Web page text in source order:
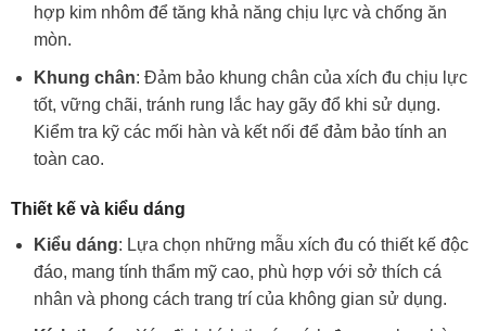
hợp kim nhôm để tăng khả năng chịu lực và chống ăn
mòn.
Khung chân: Đảm bảo khung chân của xích đu chịu lực
tốt, vững chãi, tránh rung lắc hay gãy đổ khi sử dụng.
Kiểm tra kỹ các mối hàn và kết nối để đảm bảo tính an
toàn cao.
Thiết kế và kiểu dáng
Kiểu dáng: Lựa chọn những mẫu xích đu có thiết kế độc
đáo, mang tính thẩm mỹ cao, phù hợp với sở thích cá
nhân và phong cách trang trí của không gian sử dụng.